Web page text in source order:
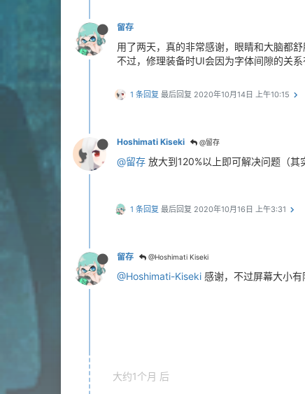
留存
用了两天，真的非常感谢，眼睛和大脑都舒
不过，修理装备时UI会因为字体间隙的关
1 条回复 最后回复 2020年10月14日 上午10:15
Hoshimati Kiseki @留存
@留存 放大到120%以上即可解决问题（其
1 条回复 最后回复 2020年10月16日 上午3:31
留存 @Hoshimati Kiseki
@Hoshimati-Kiseki 感谢，不过屏幕大小
大约1个月 后